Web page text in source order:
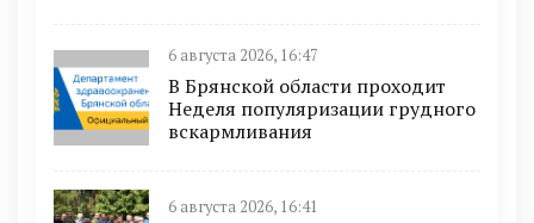
6 августа 2026, 16:47
В Брянской области проходит
Неделя популяризации грудного
вскармливания
6 августа 2026, 16:41